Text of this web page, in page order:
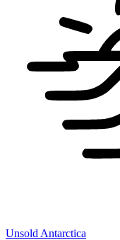
Unsold Antarctica